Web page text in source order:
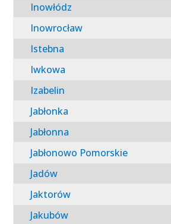
Inowłódz
Inowrocław
Istebna
Iwkowa
Izabelin
Jabłonka
Jabłonna
Jabłonowo Pomorskie
Jadów
Jaktorów
Jakubów